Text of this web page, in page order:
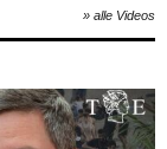
» alle Videos